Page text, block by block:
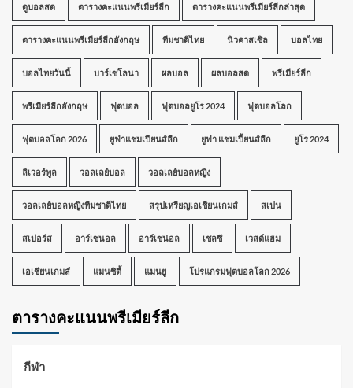
ดูบอลสด ตารางคะแนนพรีเมียร์ลีก ตารางคะแนนพรีเมียร์ลีกล่าสุด
ตารางคะแนนพรีเมียร์ลีกอังกฤษ ทีมชาติไทย นิวคาสเซิล บอลไทย
บอลไทยวันนี้ บาร์เซโลนา ผลบอล ผลบอลสด พรีเมียร์ลีก
พรีเมียร์ลีกอังกฤษ ฟุตบอล ฟุตบอลยูโร 2024 ฟุตบอลโลก
ฟุตบอลโลก 2026 ยูฟ่าแชมเปียนส์ลีก ยูฟ่า แชมเปี้ยนส์ลีก ยูโร 2024
ลิเวอร์พูล วอลเลย์บอล วอลเลย์บอลหญิง
วอลเลย์บอลหญิงทีมชาติไทย สรุปเหรียญเอเชียนเกมส์ สเปน
สเปอร์ส อาร์เซนอล อาร์เซน่อล เชลซี เวสต์แฮม
เอเชียนเกมส์ แมนซิตี้ แมนยู โปรแกรมฟุตบอลโลก 2026
ตารางคะแนนพรีเมียร์ลีก
กีฬา